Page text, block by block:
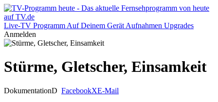
Live-TV Programm Auf Deinem Gerät Aufnahmen Upgrades
Anmelden
Stürme, Gletscher, Einsamkeit
DokumentationD FacebookXE-Mail